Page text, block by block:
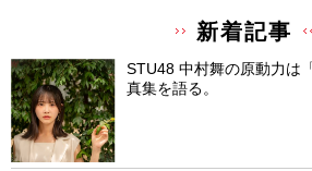
新着記事
STU48 中村舞の原動力は
真集を語る。